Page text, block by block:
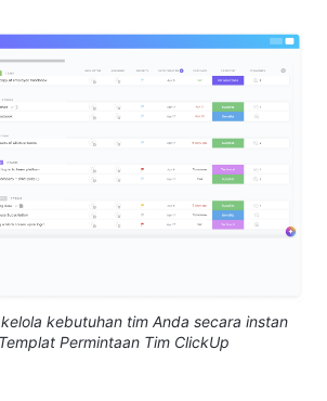
kebutuhan tim Anda secara instan
Permintaan Tim ClickUp